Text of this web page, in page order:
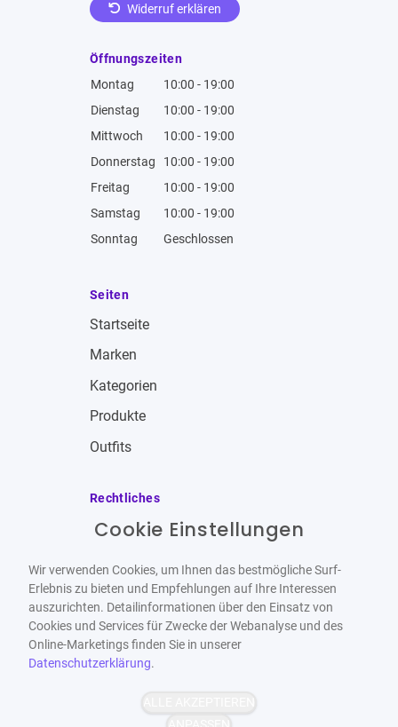
Widerruf erklären
Öffnungszeiten
Montag
10:00 - 19:00
Dienstag
10:00 - 19:00
Mittwoch
10:00 - 19:00
Donnerstag
10:00 - 19:00
Freitag
10:00 - 19:00
Samstag
10:00 - 19:00
Sonntag
Geschlossen
Seiten
Startseite
Marken
Kategorien
Produkte
Outfits
Rechtliches
Impressum
Datenschutzbestimmungen
Widerrufsbelehrung
Barrierefrei Bereitgestellt von
Cookie Einstellungen
Wir verwenden Cookies, um Ihnen das bestmögliche Surf-
Erlebnis zu bieten und Empfehlungen auf Ihre Interessen
auszurichten. Detailinformationen über den Einsatz von
Cookies und Services für Zwecke der Webanalyse und des
Online-Marketings finden Sie in unserer
Datenschutzerklärung.
ALLE AKZEPTIEREN